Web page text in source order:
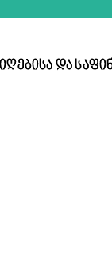
და